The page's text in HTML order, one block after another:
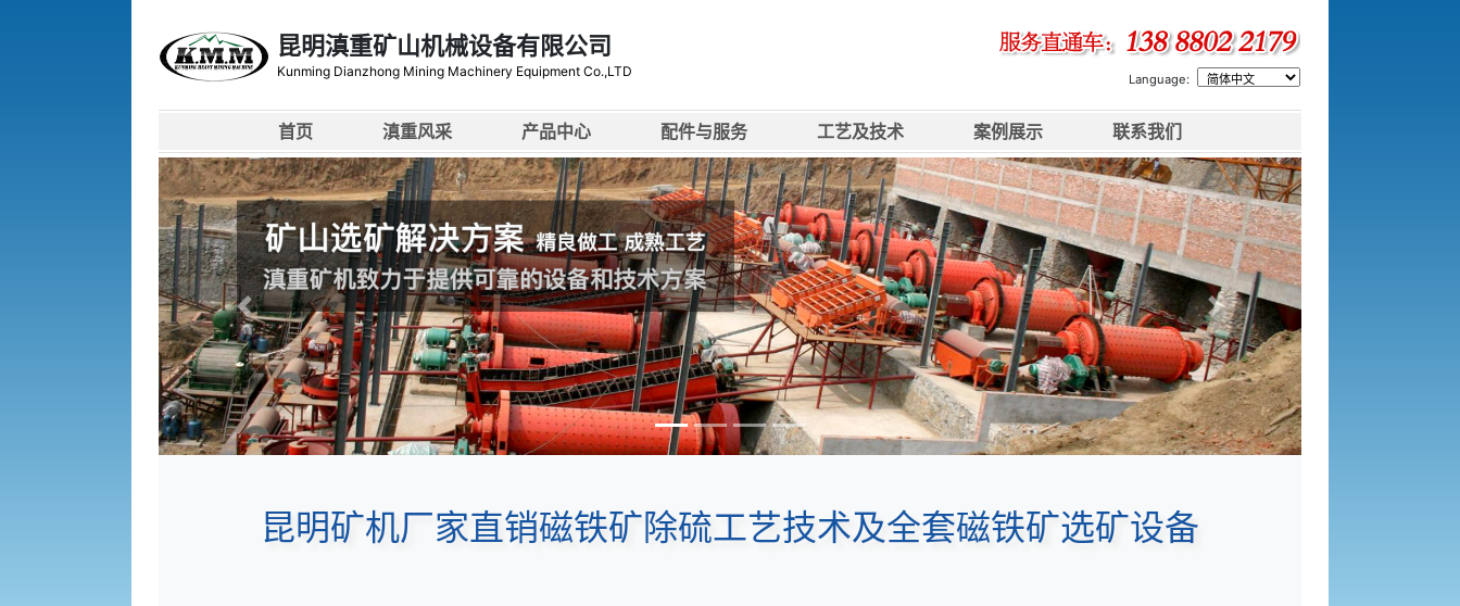
昆明滇重矿山机械设备有限公司
Kunming Dianzhong Mining Machinery Equipment Co.,LTD
Language:
首页 滇重风采 产品中心 配件与服务 工艺及技术 案例展示 联系我们
上一张 下一张
昆明矿机厂家直销磁铁矿除硫工艺技术及全套磁铁矿选矿设备